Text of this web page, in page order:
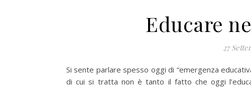
Educare
27
Si sente parlare spesso oggi di “emergenza
di cui si tratta non è tanto il fatto che oggi